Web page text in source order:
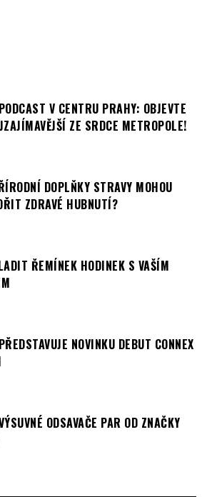
V CENTRU PRAHY: OBJEVTE
ZE SRDCE METROPOLE!
DOPLŇKY STRAVY MOHOU
ZDRAVÉ HUBNUTÍ?
ŘEMÍNEK HODINEK S VAŠÍM
NOVINKU DEBUT CONNEX
ODSAVAČE PAR OD ZNAČKY